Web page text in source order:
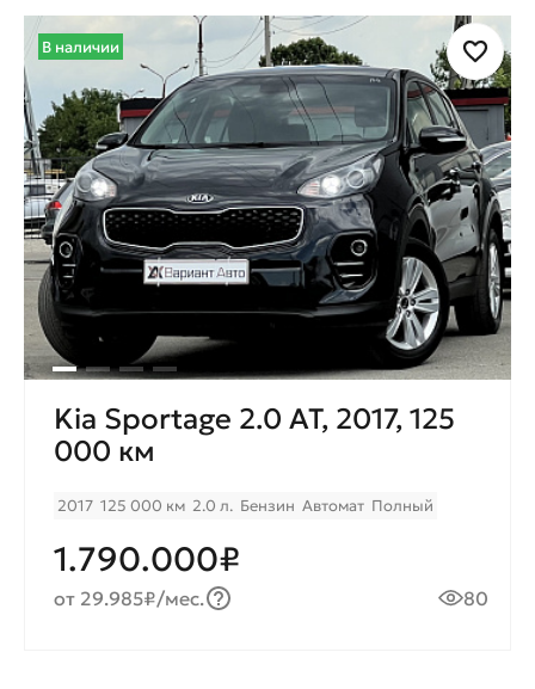
В наличии
Kia Sportage 2.0 AT, 2017, 125
000 км
2017 125 000 км 2.0 л. Бензин Автомат Полный
1.790.000₽
от 29.985₽/мес. 80